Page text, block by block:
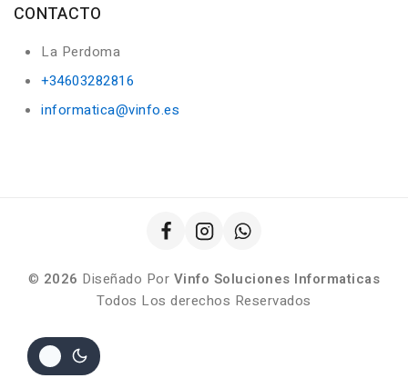
CONTACTO
La Perdoma
+34603282816
informatica@vinfo.es
© 2026 Diseñado Por Vinfo Soluciones Informaticas
Todos Los derechos Reservados